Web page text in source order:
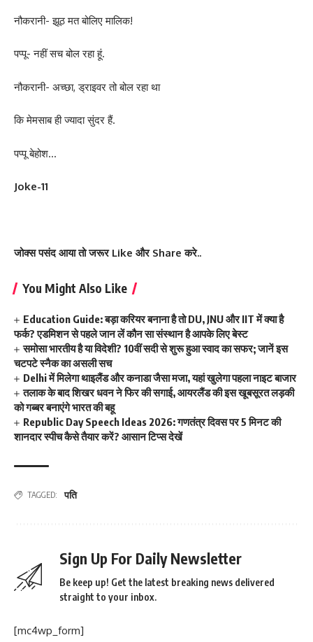
नौकरानी- झूठ मत बोलिए मालिक!
पप्पू- नहीं सच बोल रहा हूं.
नौकरानी- अच्छा, ड्राइवर तो बोल रहा था
कि मेमसाब ही ज्यादा सुंदर हैं.
पप्पू बेहोश…
Joke-11
जोक्स पसंद आया तो जरूर Like और Share करे..
You Might Also Like
Education Guide: बड़ा करियर बनाना है तो DU, JNU और IIT में क्या है
फर्क? एडमिशन से पहले जान लें कौन सा संस्थान है आपके लिए बेस्ट
समोसा भारतीय है या विदेशी? 10वीं सदी से शुरू हुआ स्वाद का सफर; जानें इस
चटपटे स्नैक का असली सच
Delhi में मिलेगा थाइलैंड और कनाडा जैसा मजा, यहां खुलेगा पहला नाइट बाजार
तलाक के बाद शिखर धवन ने फिर की सगाई, आयरलैंड की इस खूबसूरत लड़की
को गब्बर बनाएंगे भारत की बहू
Republic Day Speech Ideas 2026: गणतंत्र दिवस पर 5 मिनट की
शानदार स्पीच कैसे तैयार करें? आसान टिप्स देखें
TAGGED: पति
Sign Up For Daily Newsletter
Be keep up! Get the latest breaking news delivered
straight to your inbox.
[mc4wp_form]